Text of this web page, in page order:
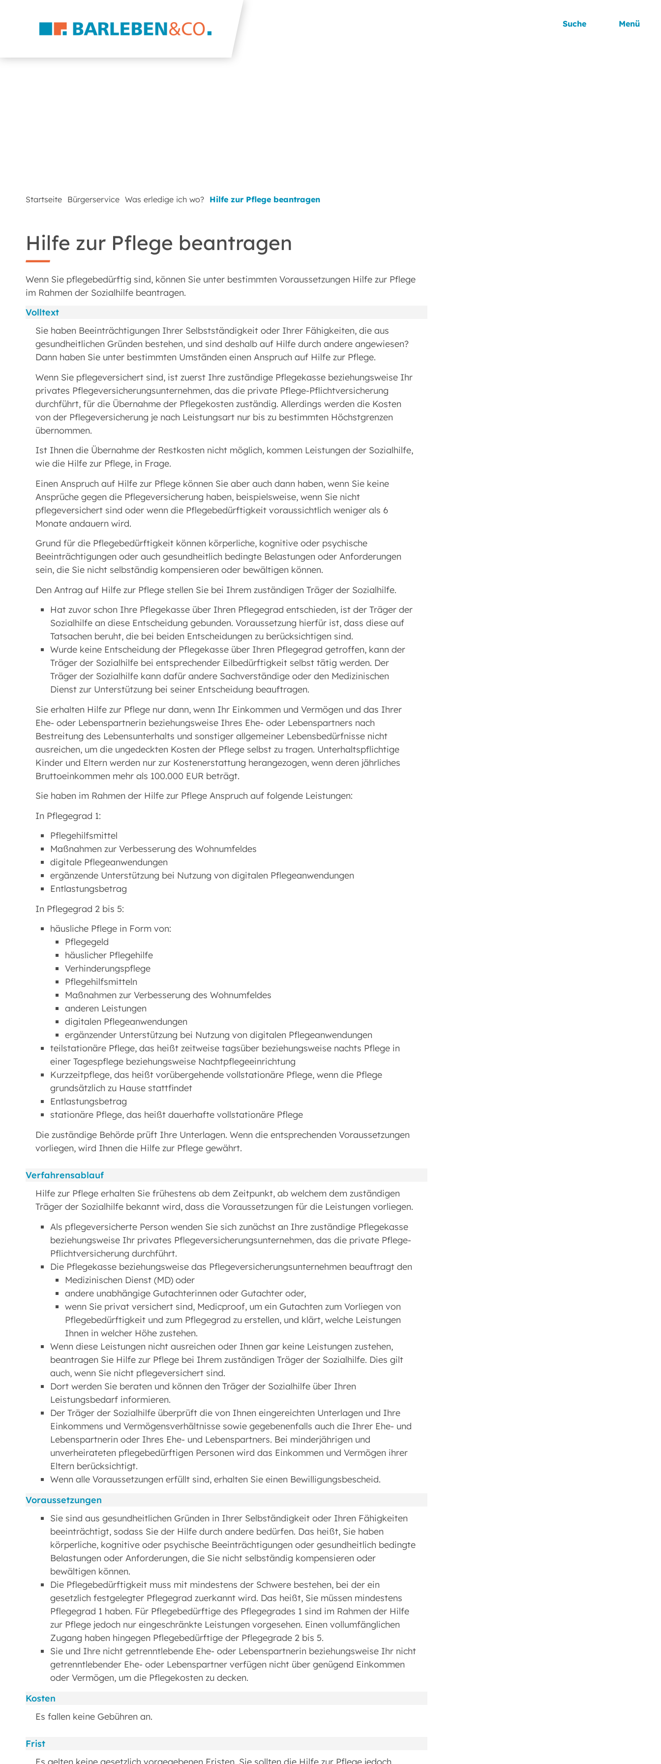
Suche Menü
Startseite Bürgerservice Was erledige ich wo? Hilfe zur Pflege beantragen
Hilfe zur Pflege beantragen
Wenn Sie pflegebedürftig sind, können Sie unter bestimmten Voraussetzungen Hilfe zur Pflege
im Rahmen der Sozialhilfe beantragen.
Volltext
Sie haben Beeinträchtigungen Ihrer Selbstständigkeit oder Ihrer Fähigkeiten, die aus
gesundheitlichen Gründen bestehen, und sind deshalb auf Hilfe durch andere angewiesen?
Dann haben Sie unter bestimmten Umständen einen Anspruch auf Hilfe zur Pflege.
Wenn Sie pflegeversichert sind, ist zuerst Ihre zuständige Pflegekasse beziehungsweise Ihr
privates Pflegeversicherungsunternehmen, das die private Pflege-Pflichtversicherung
durchführt, für die Übernahme der Pflegekosten zuständig. Allerdings werden die Kosten
von der Pflegeversicherung je nach Leistungsart nur bis zu bestimmten Höchstgrenzen
übernommen.
Ist Ihnen die Übernahme der Restkosten nicht möglich, kommen Leistungen der Sozialhilfe,
wie die Hilfe zur Pflege, in Frage.
Einen Anspruch auf Hilfe zur Pflege können Sie aber auch dann haben, wenn Sie keine
Ansprüche gegen die Pflegeversicherung haben, beispielsweise, wenn Sie nicht
pflegeversichert sind oder wenn die Pflegebedürftigkeit voraussichtlich weniger als 6
Monate andauern wird.
Grund für die Pflegebedürftigkeit können körperliche, kognitive oder psychische
Beeinträchtigungen oder auch gesundheitlich bedingte Belastungen oder Anforderungen
sein, die Sie nicht selbständig kompensieren oder bewältigen können.
Den Antrag auf Hilfe zur Pflege stellen Sie bei Ihrem zuständigen Träger der Sozialhilfe.
Hat zuvor schon Ihre Pflegekasse über Ihren Pflegegrad entschieden, ist der Träger der
Sozialhilfe an diese Entscheidung gebunden. Voraussetzung hierfür ist, dass diese auf
Tatsachen beruht, die bei beiden Entscheidungen zu berücksichtigen sind.
Wurde keine Entscheidung der Pflegekasse über Ihren Pflegegrad getroffen, kann der
Träger der Sozialhilfe bei entsprechender Eilbedürftigkeit selbst tätig werden. Der
Träger der Sozialhilfe kann dafür andere Sachverständige oder den Medizinischen
Dienst zur Unterstützung bei seiner Entscheidung beauftragen.
Sie erhalten Hilfe zur Pflege nur dann, wenn Ihr Einkommen und Vermögen und das Ihrer
Ehe- oder Lebenspartnerin beziehungsweise Ihres Ehe- oder Lebenspartners nach
Bestreitung des Lebensunterhalts und sonstiger allgemeiner Lebensbedürfnisse nicht
ausreichen, um die ungedeckten Kosten der Pflege selbst zu tragen. Unterhaltspflichtige
Kinder und Eltern werden nur zur Kostenerstattung herangezogen, wenn deren jährliches
Bruttoeinkommen mehr als 100.000 EUR beträgt.
Sie haben im Rahmen der Hilfe zur Pflege Anspruch auf folgende Leistungen:
In Pflegegrad 1:
Pflegehilfsmittel
Maßnahmen zur Verbesserung des Wohnumfeldes
digitale Pflegeanwendungen
ergänzende Unterstützung bei Nutzung von digitalen Pflegeanwendungen
Entlastungsbetrag
In Pflegegrad 2 bis 5:
häusliche Pflege in Form von:
Pflegegeld
häuslicher Pflegehilfe
Verhinderungspflege
Pflegehilfsmitteln
Maßnahmen zur Verbesserung des Wohnumfeldes
anderen Leistungen
digitalen Pflegeanwendungen
ergänzender Unterstützung bei Nutzung von digitalen Pflegeanwendungen
teilstationäre Pflege, das heißt zeitweise tagsüber beziehungsweise nachts Pflege in
einer Tagespflege beziehungsweise Nachtpflegeeinrichtung
Kurzzeitpflege, das heißt vorübergehende vollstationäre Pflege, wenn die Pflege
grundsätzlich zu Hause stattfindet
Entlastungsbetrag
stationäre Pflege, das heißt dauerhafte vollstationäre Pflege
Die zuständige Behörde prüft Ihre Unterlagen. Wenn die entsprechenden Voraussetzungen
vorliegen, wird Ihnen die Hilfe zur Pflege gewährt.
Verfahrensablauf
Hilfe zur Pflege erhalten Sie frühestens ab dem Zeitpunkt, ab welchem dem zuständigen
Träger der Sozialhilfe bekannt wird, dass die Voraussetzungen für die Leistungen vorliegen.
Als pflegeversicherte Person wenden Sie sich zunächst an Ihre zuständige Pflegekasse
beziehungsweise Ihr privates Pflegeversicherungsunternehmen, das die private Pflege-
Pflichtversicherung durchführt.
Die Pflegekasse beziehungsweise das Pflegeversicherungsunternehmen beauftragt den
Medizinischen Dienst (MD) oder
andere unabhängige Gutachterinnen oder Gutachter oder,
wenn Sie privat versichert sind, Medicproof, um ein Gutachten zum Vorliegen von
Pflegebedürftigkeit und zum Pflegegrad zu erstellen, und klärt, welche Leistungen
Ihnen in welcher Höhe zustehen.
Wenn diese Leistungen nicht ausreichen oder Ihnen gar keine Leistungen zustehen,
beantragen Sie Hilfe zur Pflege bei Ihrem zuständigen Träger der Sozialhilfe. Dies gilt
auch, wenn Sie nicht pflegeversichert sind.
Dort werden Sie beraten und können den Träger der Sozialhilfe über Ihren
Leistungsbedarf informieren.
Der Träger der Sozialhilfe überprüft die von Ihnen eingereichten Unterlagen und Ihre
Einkommens und Vermögensverhältnisse sowie gegebenenfalls auch die Ihrer Ehe- und
Lebenspartnerin oder Ihres Ehe- und Lebenspartners. Bei minderjährigen und
unverheirateten pflegebedürftigen Personen wird das Einkommen und Vermögen ihrer
Eltern berücksichtigt.
Wenn alle Voraussetzungen erfüllt sind, erhalten Sie einen Bewilligungsbescheid.
Voraussetzungen
Sie sind aus gesundheitlichen Gründen in Ihrer Selbständigkeit oder Ihren Fähigkeiten
beeinträchtigt, sodass Sie der Hilfe durch andere bedürfen. Das heißt, Sie haben
körperliche, kognitive oder psychische Beeinträchtigungen oder gesundheitlich bedingte
Belastungen oder Anforderungen, die Sie nicht selbständig kompensieren oder
bewältigen können.
Die Pflegebedürftigkeit muss mit mindestens der Schwere bestehen, bei der ein
gesetzlich festgelegter Pflegegrad zuerkannt wird. Das heißt, Sie müssen mindestens
Pflegegrad 1 haben. Für Pflegebedürftige des Pflegegrades 1 sind im Rahmen der Hilfe
zur Pflege jedoch nur eingeschränkte Leistungen vorgesehen. Einen vollumfänglichen
Zugang haben hingegen Pflegebedürftige der Pflegegrade 2 bis 5.
Sie und Ihre nicht getrenntlebende Ehe- oder Lebenspartnerin beziehungsweise Ihr nicht
getrenntlebender Ehe- oder Lebenspartner verfügen nicht über genügend Einkommen
oder Vermögen, um die Pflegekosten zu decken.
Kosten
Es fallen keine Gebühren an.
Frist